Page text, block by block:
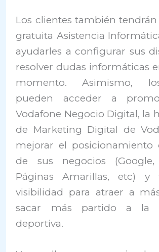
Los clientes también
gratuita Asistencia
ayudarles a configurar sus
resolver dudas informáticas
momento. Asimismo,
pueden acceder a
Vodafone Negocio Digital, la
de Marketing Digital de
mejorar el posicionamiento
de sus negocios (Google,
Páginas Amarillas, etc) y
visibilidad para atraer a
sacar más partido a la
deportiva.